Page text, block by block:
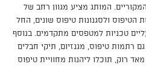
המותג מציע מגוון רחב של
הטיפוס ולסגנונות טיפוס שונים, החל
טכניות למטפסים מתקדמים. בנוסף
רתמות טיפוס, מגנזיום, תיקי חבלים
רוק, תוכלו ליהנות מחוויית טיפוס